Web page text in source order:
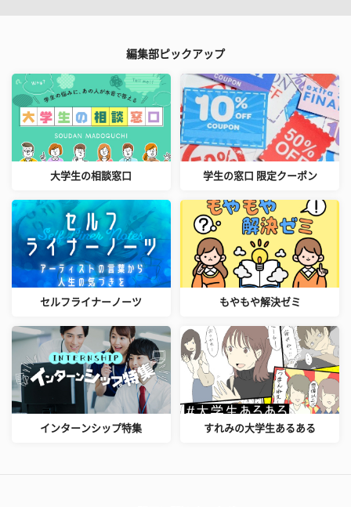
編集部ピックアップ
大学生の相談窓口 学生の窓口 限定クーポン
セルフライナーノーツ もやもや解決ゼミ
インターンシップ特集 すれみの大学生あるある